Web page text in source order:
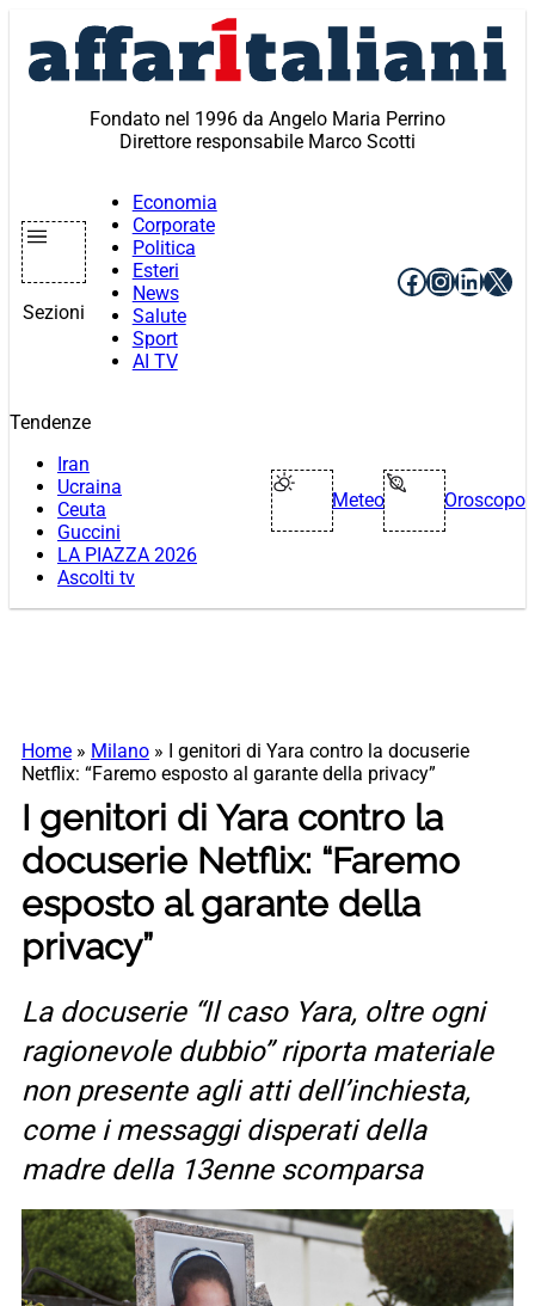
contenuto
Fondato nel 1996 da Angelo Maria Perrino
Direttore responsabile Marco Scotti
Sezioni
Economia
Corporate
Politica
Esteri
News
Salute
Sport
AI TV
Facebook
X
Tendenze
Iran
Ucraina
Ceuta
Guccini
LA PIAZZA 2026
Ascolti tv
Meteo Oroscopo
Home » Milano »
I genitori di Yara contro la docuserie
Netflix: “Faremo esposto al garante della privacy”
I genitori di Yara contro la
docuserie Netflix: “Faremo
esposto al garante della
privacy”
La docuserie “Il caso Yara, oltre ogni
ragionevole dubbio” riporta materiale
non presente agli atti dell’inchiesta,
come i messaggi disperati della
madre della 13enne scomparsa